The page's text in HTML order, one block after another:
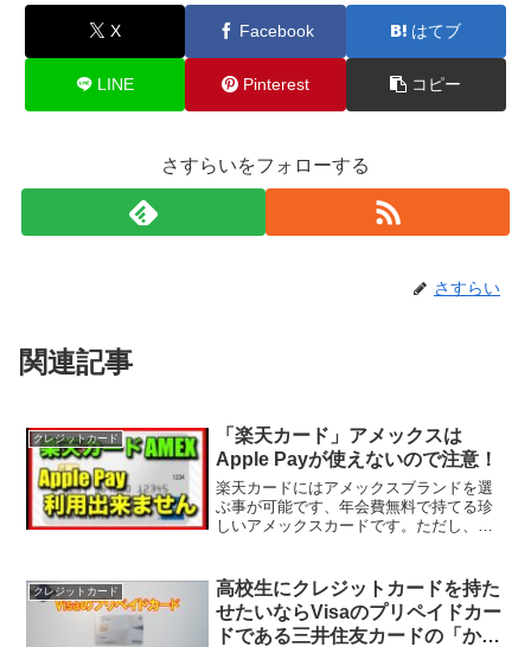
X Facebook はてブ
LINE Pinterest コピー
さすらいをフォローする
さすらい
関連記事
クレジットカード
「楽天カード」アメックスは
Apple Payが使えないので注意！
楽天カードにはアメックスブランドを選
ぶ事が可能です、年会費無料で持てる珍
しいアメックスカードです。ただし、注
⇒★「AMEXオファー」が"届く？届かな
い？"基準に新...
クレジットカード
高校生にクレジットカードを持た
せたいならVisaのプリペイドカー
ドである三井住友カードの「かぞ